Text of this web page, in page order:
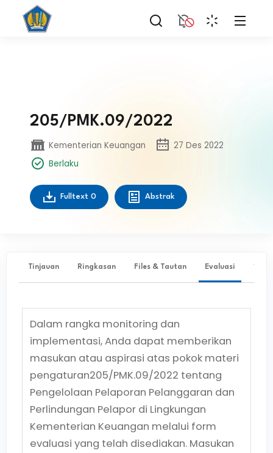
205/PMK.09/2022
Kementerian Keuangan
27 Des 2022
Berlaku
Fulltext 0 Abstrak
Tinjauan Ringkasan Files & Tautan Evaluasi ✨
Dalam rangka monitoring dan
implementasi, Anda dapat memberikan
masukan atau aspirasi atas pokok materi
pengaturan205/PMK.09/2022 tentang
Pengelolaan Pelaporan Pelanggaran dan
Perlindungan Pelapor di Lingkungan
Kementerian Keuangan melalui form
evaluasi yang telah disediakan. Masukan